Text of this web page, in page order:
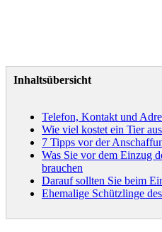
Inhaltsübersicht
Telefon, Kontakt und
Wie viel kostet ein Tier
7 Tipps vor der
Was Sie vor dem Einzug
brauchen
Darauf sollten Sie beim
Ehemalige Schützlinge